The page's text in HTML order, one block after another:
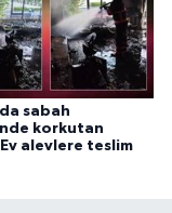
sabah
korkutan
alevlere teslim